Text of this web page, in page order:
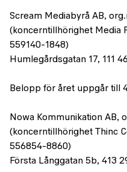
Scream Mediabyrå AB,
(koncerntillhörighet Media
559140-1848)
Humlegårdsgatan 17, 111
Belopp för året uppgår till
Nowa Kommunikation AB,
(koncerntillhörighet Thinc
556854-8860)
Första Långgatan 5b, 413